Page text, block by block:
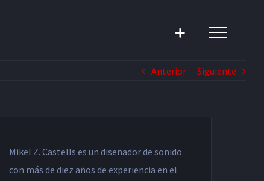
Anterior Siguiente
Mikel Z. Castells es un diseñador de sonido
con más de diez años de experiencia en el